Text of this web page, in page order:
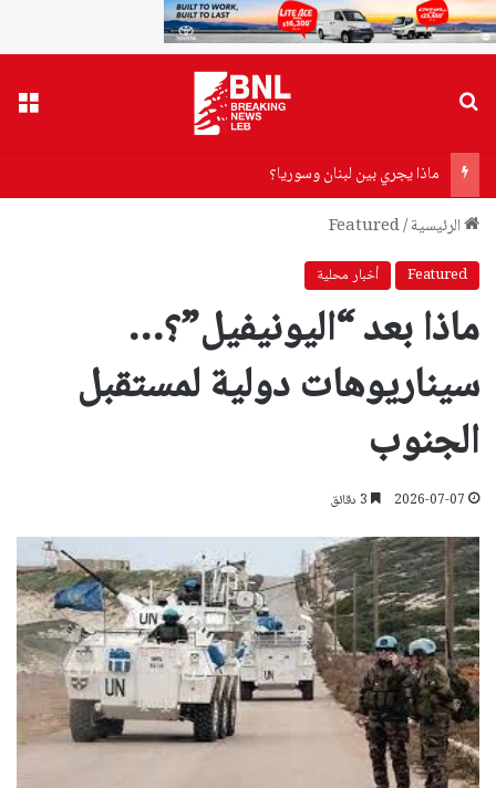
ماذا يجري بين لبنان وسوريا؟
الرئيسية/
Featured
Featured أخبار محلية
ماذا بعد “اليونيفيل”؟…
سيناريوهات دولية لمستقبل
الجنوب
2026-07-07